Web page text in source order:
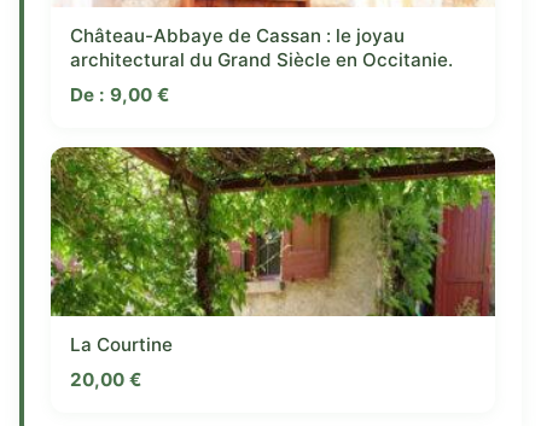
Château-Abbaye de Cassan : le joyau
architectural du Grand Siècle en Occitanie.
De : 9,00 €
La Courtine
20,00 €